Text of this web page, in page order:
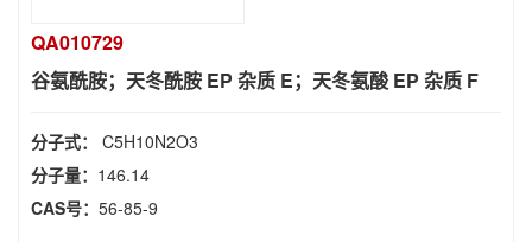
QA010729
谷氨酰胺；天冬酰胺 EP 杂质 E；天冬氨酸 EP 杂质 F
分子式： C5H10N2O3
分子量： 146.14
CAS号： 56-85-9